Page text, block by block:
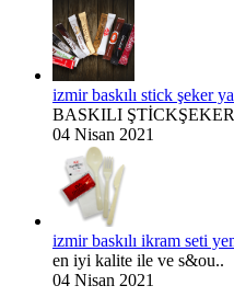
izmir baskılı stick şeker
BASKILI
04 Nisan 2021
izmir baskılı ikram seti
en iyi kalite ile ve s&ou..
04 Nisan 2021